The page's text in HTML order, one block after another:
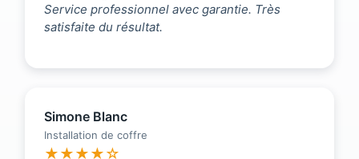
Service professionnel avec garantie. Très
satisfaite du résultat.
Simone Blanc
Installation de coffre
★★★★☆